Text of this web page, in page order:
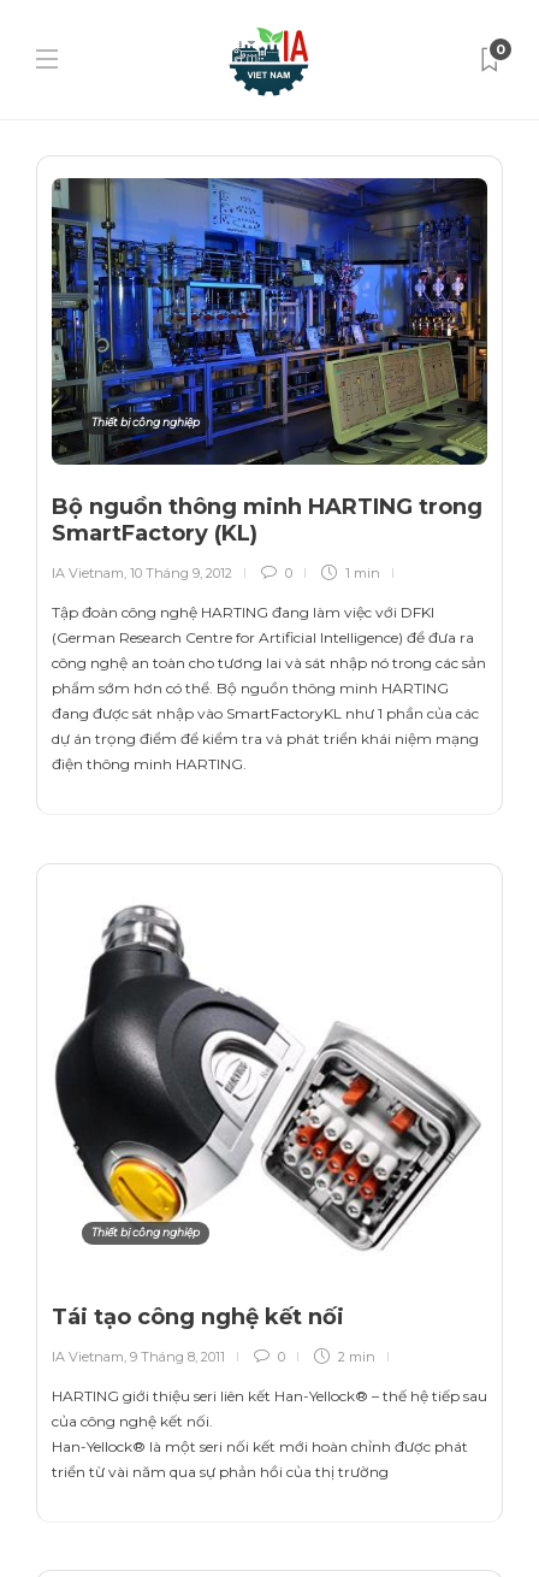
0
Thiết bị công nghiệp
Bộ nguồn thông minh HARTING trong
SmartFactory (KL)
IA Vietnam, 10 Tháng 9, 2012 0 1 min
Tập đoàn công nghệ HARTING đang làm việc với DFKI
(German Research Centre for Artificial Intelligence) để đưa ra
công nghệ an toàn cho tương lai và sát nhập nó trong các sản
phẩm sớm hơn có thể. Bộ nguồn thông minh HARTING
đang được sát nhập vào SmartFactoryKL như 1 phần của các
dự án trọng điểm để kiểm tra và phát triển khái niệm mạng
điện thông minh HARTING.
Thiết bị công nghiệp
Tái tạo công nghệ kết nối
IA Vietnam 9 Tháng 8, 2011 0 2 min
HARTING giới thiệu seri liên kết Han-Yellock® – thế hệ tiếp sau
của công nghệ kết nối.
Han-Yellock® là một seri nối kết mới hoàn chỉnh được phát
triển từ vài năm qua sự phản hồi của thị trường